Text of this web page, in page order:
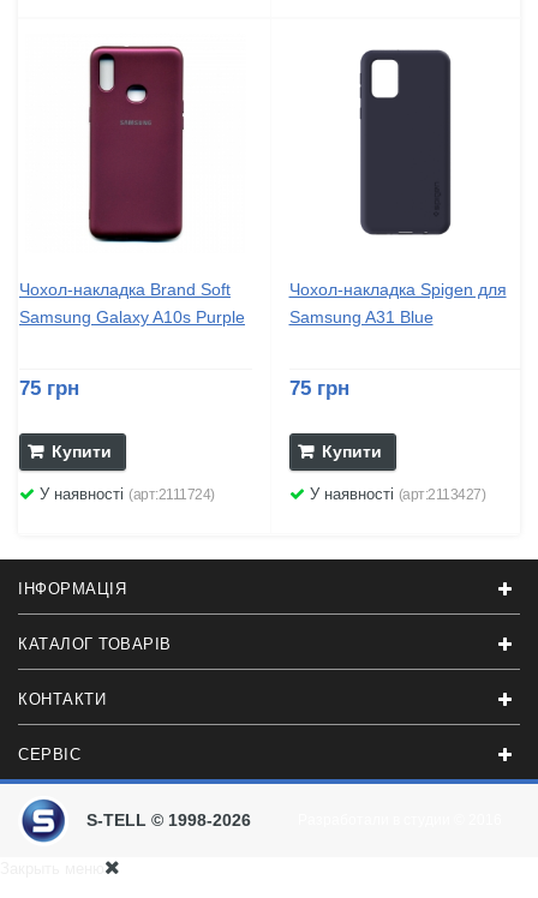
Чохол-накладка Brand Soft
Samsung Galaxy A10s Purple
75 грн
Купити
У наявності (арт:2111724)
Чохол-накладка Spigen для
Samsung A31 Blue
75 грн
Купити
У наявності (арт:2113427)
ІНФОРМАЦІЯ
КАТАЛОГ ТОВАРІВ
КОНТАКТИ
СЕРВІС
S-TELL © 1998-2026